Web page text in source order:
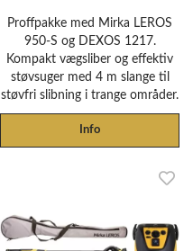
Proffpakke med Mirka LEROS
950-S og DEXOS 1217.
Kompakt vægsliber og effektiv
støvsuger med 4 m slange til
støvfri slibning i trange områder.
Info